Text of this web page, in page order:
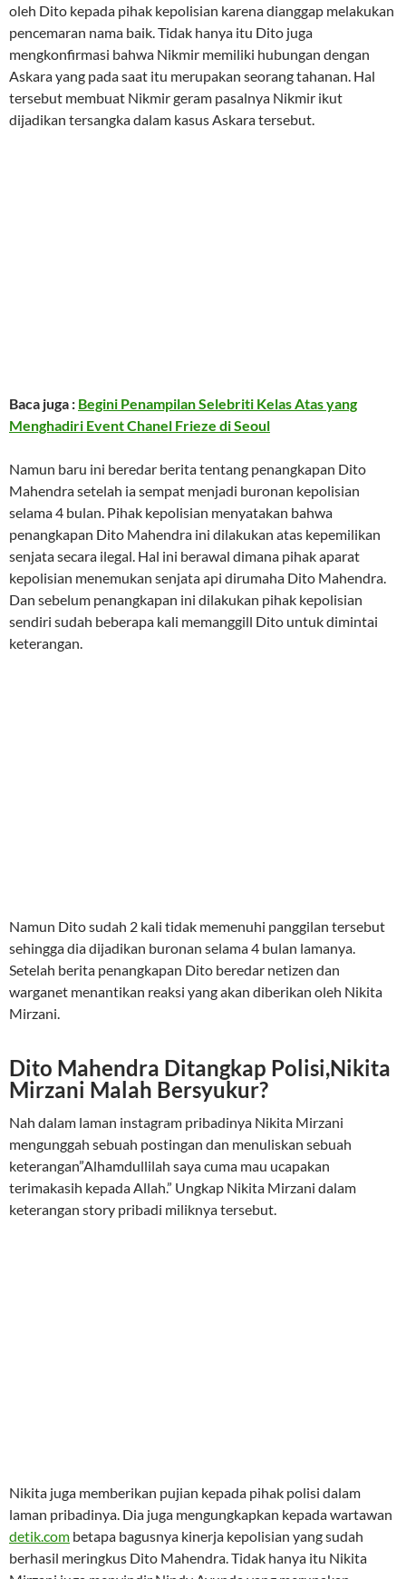
oleh Dito kepada pihak kepolisian karena dianggap melakukan
pencemaran nama baik. Tidak hanya itu Dito juga
mengkonfirmasi bahwa Nikmir memiliki hubungan dengan
Askara yang pada saat itu merupakan seorang tahanan. Hal
tersebut membuat Nikmir geram pasalnya Nikmir ikut
dijadikan tersangka dalam kasus Askara tersebut.
Baca juga : Begini Penampilan Selebriti Kelas Atas yang
Menghadiri Event Chanel Frieze di Seoul
Namun baru ini beredar berita tentang penangkapan Dito
Mahendra setelah ia sempat menjadi buronan kepolisian
selama 4 bulan. Pihak kepolisian menyatakan bahwa
penangkapan Dito Mahendra ini dilakukan atas kepemilikan
senjata secara ilegal. Hal ini berawal dimana pihak aparat
kepolisian menemukan senjata api dirumaha Dito Mahendra.
Dan sebelum penangkapan ini dilakukan pihak kepolisian
sendiri sudah beberapa kali memanggill Dito untuk dimintai
keterangan.
Namun Dito sudah 2 kali tidak memenuhi panggilan tersebut
sehingga dia dijadikan buronan selama 4 bulan lamanya.
Setelah berita penangkapan Dito beredar netizen dan
warganet menantikan reaksi yang akan diberikan oleh Nikita
Mirzani.
Dito Mahendra Ditangkap Polisi,Nikita
Mirzani Malah Bersyukur?
Nah dalam laman instagram pribadinya Nikita Mirzani
mengunggah sebuah postingan dan menuliskan sebuah
keterangan”Alhamdullilah saya cuma mau ucapakan
terimakasih kepada Allah.” Ungkap Nikita Mirzani dalam
keterangan story pribadi miliknya tersebut.
Nikita juga memberikan pujian kepada pihak polisi dalam
laman pribadinya. Dia juga mengungkapkan kepada wartawan
detik.com betapa bagusnya kinerja kepolisian yang sudah
berhasil meringkus Dito Mahendra. Tidak hanya itu Nikita